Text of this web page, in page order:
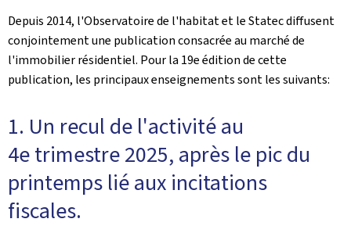
Depuis 2014, l'Observatoire de l'habitat et le Statec diffusent
conjointement une publication consacrée au marché de
l'immobilier résidentiel. Pour la 19e édition de cette
publication, les principaux enseignements sont les suivants:
1. Un recul de l'activité au
4e trimestre 2025, après le pic du
printemps lié aux incitations
fiscales.